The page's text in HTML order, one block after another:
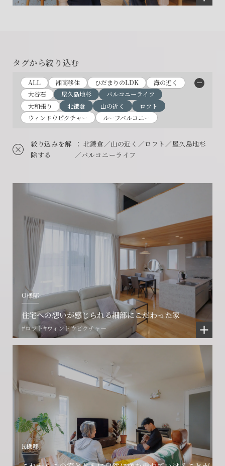
タグから絞り込む
ALL 湘南移住 ひだまりのLDK
海の近く
大谷石
屋久島地杉
バルコニーライフ
大和張り
北鎌倉 山の近く
ロフト
ウィンドウピクチャー
ルーフバルコニー
絞り込みを解
除する
： 北鎌倉／山の近く／ロフト／屋久島地杉
／バルコニーライフ
O様邸
住宅への想いが感じられる細部にこだわった家
#ロフト#ウィンドウピクチャー
K様邸